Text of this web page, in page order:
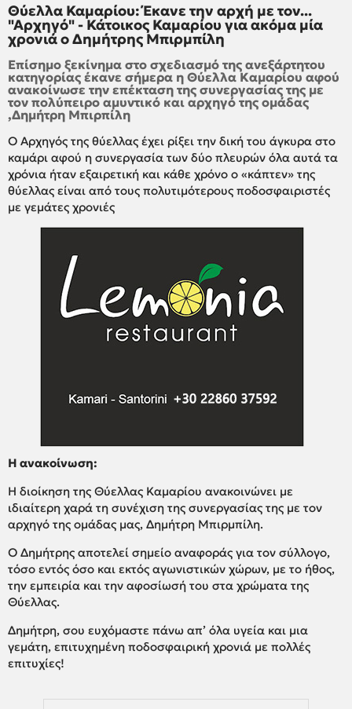
Θύελλα Καμαρίου: Έκανε την αρχή με τον...
"Αρχηγό" - Κάτοικος Καμαρίου για ακόμα μία
χρονιά ο Δημήτρης Μπιρμπίλη
Επίσημο ξεκίνημα στο σχεδιασμό της ανεξάρτητου
κατηγορίας έκανε σήμερα η Θύελλα Καμαρίου αφού
ανακοίνωσε την επέκταση της συνεργασίας της με
τον πολύπειρο αμυντικό και αρχηγό της ομάδας
,Δημήτρη Μπιρπίλη
Ο Αρχηγός της θύελλας έχει ρίξει την δική του άγκυρα στο
καμάρι αφού η συνεργασία των δύο πλευρών όλα αυτά τα
χρόνια ήταν εξαιρετική και κάθε χρόνο ο «κάπτεν» της
θύελλας είναι από τους πολυτιμότερους ποδοσφαιριστές
με γεμάτες χρονιές
Η ανακοίνωση:
Η διοίκηση της Θύελλας Καμαρίου ανακοινώνει με
ιδιαίτερη χαρά τη συνέχιση της συνεργασίας της με τον
αρχηγό της ομάδας μας, Δημήτρη Μπιρμπίλη.
Ο Δημήτρης αποτελεί σημείο αναφοράς για τον σύλλογο,
τόσο εντός όσο και εκτός αγωνιστικών χώρων, με το ήθος,
την εμπειρία και την αφοσίωσή του στα χρώματα της
Θύελλας.
Δημήτρη, σου ευχόμαστε πάνω απ’ όλα υγεία και μια
γεμάτη, επιτυχημένη ποδοσφαιρική χρονιά με πολλές
επιτυχίες!